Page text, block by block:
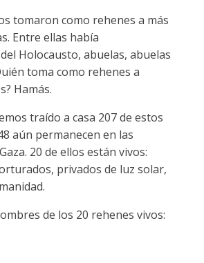
tomaron como rehenes a más
Entre ellas había
Holocausto, abuelas, abuelas
toma como rehenes a
Hamás.
traído a casa 207 de estos
aún permanecen en las
20 de ellos están vivos:
privados de luz solar,
de los 20 rehenes vivos: